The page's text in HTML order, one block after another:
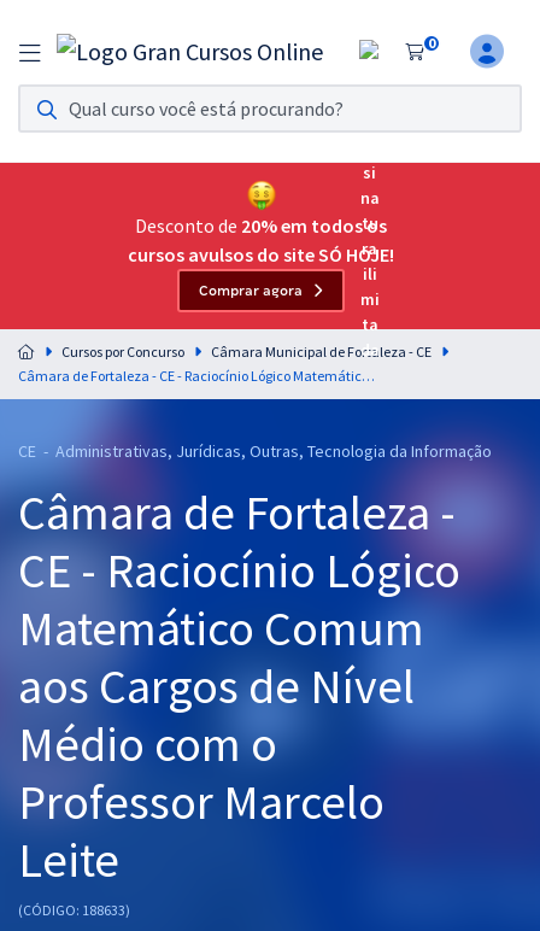
0
Assinatura Ilimitada 11
Acesso a todos os cursos. Teste grátis por 7 dias!
Assinatura OAB Até Passar
Acesso ilimitado a toda preparação para o Exame da
Residências Multiprofissionais
Preparação completa e intensiva para as principais
residências em saúde do Brasil
Cursos 20% OFF
Pós
Graduação
OAB
Mentorias
Questões grátis
Desconto de 20% em todos os
cursos avulsos do site SÓ HOJE!
Comprar agora
Cursos por Concurso
Câmara Municipal de Fortaleza - CE
Câmara de Fortaleza - CE - Raciocínio Lógico Matemático Comum aos Cargos de Nível Médio com o Professor Marcelo Leite
CE - Administrativas, Jurídicas, Outras, Tecnologia da Informação
Câmara de Fortaleza -
CE - Raciocínio Lógico
Matemático Comum
aos Cargos de Nível
Médio com o
Professor Marcelo
Leite
(CÓDIGO: 188633)